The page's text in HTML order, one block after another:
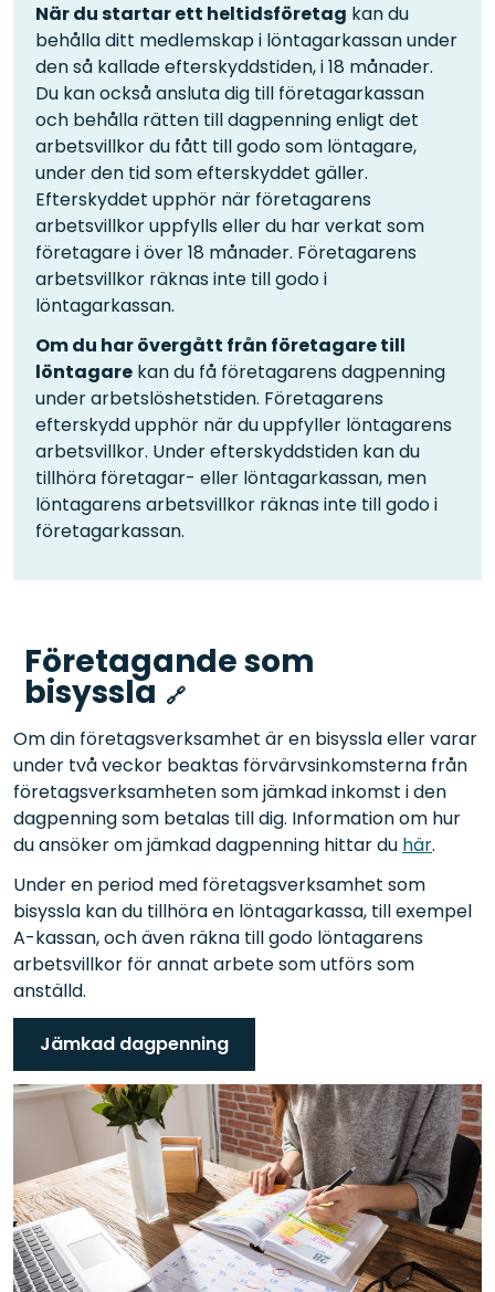
När du startar ett heltidsföretag kan du
behålla ditt medlemskap i löntagarkassan under
den så kallade efterskyddstiden, i 18 månader.
Du kan också ansluta dig till företagarkassan
och behålla rätten till dagpenning enligt det
arbetsvillkor du fått till godo som löntagare,
under den tid som efterskyddet gäller.
Efterskyddet upphör när företagarens
arbetsvillkor uppfylls eller du har verkat som
företagare i över 18 månader. Företagarens
arbetsvillkor räknas inte till godo i
löntagarkassan.
Om du har övergått från företagare till
löntagare kan du få företagarens dagpenning
under arbetslöshetstiden. Företagarens
efterskydd upphör när du uppfyller löntagarens
arbetsvillkor. Under efterskyddstiden kan du
tillhöra företagar- eller löntagarkassan, men
löntagarens arbetsvillkor räknas inte till godo i
företagarkassan.
Företagande som
bisyssla
Om din företagsverksamhet är en bisyssla eller varar
under två veckor beaktas förvärvsinkomsterna från
företagsverksamheten som jämkad inkomst i den
dagpenning som betalas till dig. Information om hur
du ansöker om jämkad dagpenning hittar du här.
Under en period med företagsverksamhet som
bisyssla kan du tillhöra en löntagarkassa, till exempel
A-kassan, och även räkna till godo löntagarens
arbetsvillkor för annat arbete som utförs som
anställd.
Jämkad dagpenning